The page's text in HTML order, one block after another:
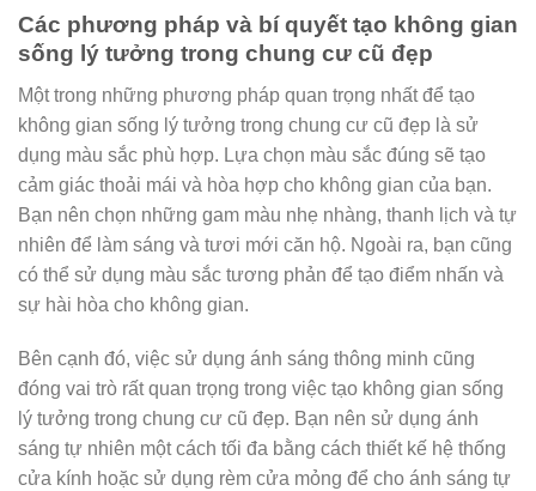
Các phương pháp và bí quyết tạo không gian
sống lý tưởng trong chung cư cũ đẹp
Một trong những phương pháp quan trọng nhất để tạo
không gian sống lý tưởng trong chung cư cũ đẹp là sử
dụng màu sắc phù hợp. Lựa chọn màu sắc đúng sẽ tạo
cảm giác thoải mái và hòa hợp cho không gian của bạn.
Bạn nên chọn những gam màu nhẹ nhàng, thanh lịch và tự
nhiên để làm sáng và tươi mới căn hộ. Ngoài ra, bạn cũng
có thể sử dụng màu sắc tương phản để tạo điểm nhấn và
sự hài hòa cho không gian.
Bên cạnh đó, việc sử dụng ánh sáng thông minh cũng
đóng vai trò rất quan trọng trong việc tạo không gian sống
lý tưởng trong chung cư cũ đẹp. Bạn nên sử dụng ánh
sáng tự nhiên một cách tối đa bằng cách thiết kế hệ thống
cửa kính hoặc sử dụng rèm cửa mỏng để cho ánh sáng tự